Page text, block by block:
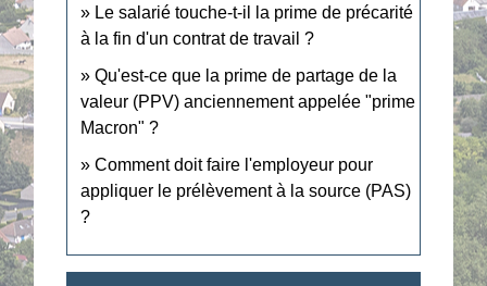
Le salarié touche-t-il la prime de précarité
à la fin d'un contrat de travail ?
Qu'est-ce que la prime de partage de la
valeur (PPV) anciennement appelée "prime
Macron" ?
Comment doit faire l'employeur pour
appliquer le prélèvement à la source (PAS)
?